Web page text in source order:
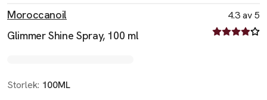
Moroccanoil
Glimmer Shine Spray, 100 ml
4.3 av 5
4.3 av fem
Storlek: 100ML